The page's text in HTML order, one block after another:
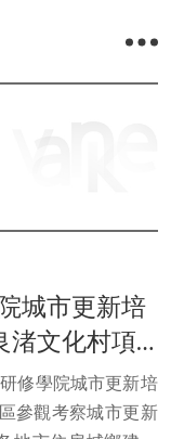
城市更新培
渚文化村項
修學院城市更新培
參觀考察城市更新